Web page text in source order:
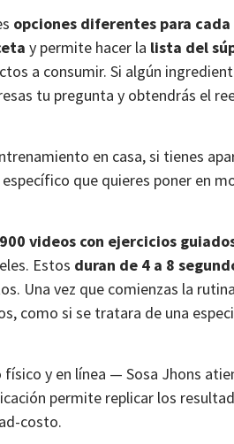
opciones diferentes para cada
y permite hacer la lista del sú
a consumir. Si algún
tu pregunta y obtendrás el
en casa, si tienes
que quieres poner en
videos con ejercicios
Estos duran de 4 a 8
Una vez que comienzas la
como si se tratara de una
y en línea — Sosa Jhons
permite replicar los
costo.